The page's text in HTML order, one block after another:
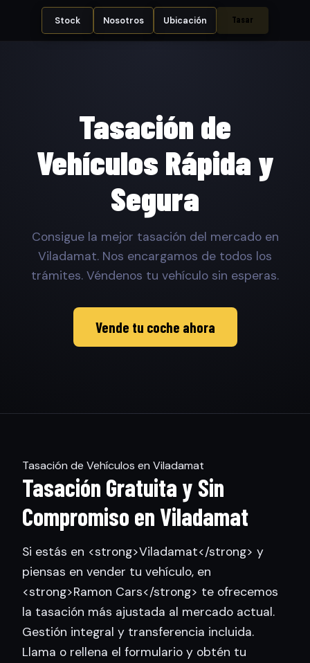
Stock Nosotros Ubicación Tasar
Tasación de
Vehículos Rápida y
Segura
Consigue la mejor tasación del mercado en
Viladamat. Nos encargamos de todos los
trámites. Véndenos tu vehículo sin esperas.
Vende tu coche ahora
Tasación de Vehículos en Viladamat
Tasación Gratuita y Sin
Compromiso en Viladamat
Si estás en <strong>Viladamat</strong> y
piensas en vender tu vehículo, en
<strong>Ramon Cars</strong> te ofrecemos
la tasación más ajustada al mercado actual.
Gestión integral y transferencia incluida.
Llama o rellena el formulario y obtén tu